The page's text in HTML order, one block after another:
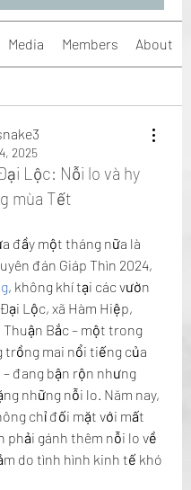
Media Members About
2025
Lộc: Nỗi lo và hy
mùa Tết
đầy một tháng nữa là
, không khí tại các vườn
Lộc, xã Hàm Hiệp,
Thuận Bắc – một trong
trồng mai nổi tiếng của
– đang bận rộn nhưng
những nỗi lo. Năm nay,
chỉ đối mặt với mất
phải gánh thêm nỗi lo về
do tình hình kinh tế khó